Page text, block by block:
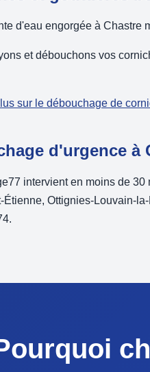
d'eau engorgée à Chastre
et débouchons vos
sur le débouchage de
d'urgence à
intervient en moins de
Étienne, Ottignies-Louvain-